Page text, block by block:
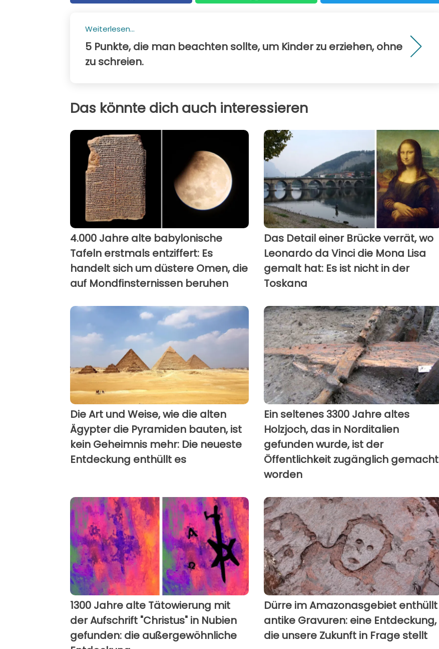
Weiterlesen...
5 Punkte, die man beachten sollte, um Kinder zu erziehen, ohne
zu schreien.
Das könnte dich auch interessieren
4.000 Jahre alte babylonische
Tafeln erstmals entziffert: Es
handelt sich um düstere Omen, die
auf Mondfinsternissen beruhen
Das Detail einer Brücke verrät, wo
Leonardo da Vinci die Mona Lisa
gemalt hat: Es ist nicht in der
Toskana
Die Art und Weise, wie die alten
Ägypter die Pyramiden bauten, ist
kein Geheimnis mehr: Die neueste
Entdeckung enthüllt es
Ein seltenes 3300 Jahre altes
Holzjoch, das in Norditalien
gefunden wurde, ist der
Öffentlichkeit zugänglich gemacht
worden
1300 Jahre alte Tätowierung mit
der Aufschrift "Christus" in Nubien
gefunden: die außergewöhnliche
Dürre im Amazonasgebiet enthüllt
antike Gravuren: eine Entdeckung,
die unsere Zukunft in Frage stellt